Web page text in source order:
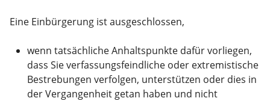
Eine Einbürgerung ist ausgeschlossen,
wenn tatsächliche Anhaltspunkte dafür vorliegen,
dass Sie verfassungsfeindliche oder extremistische
Bestrebungen verfolgen, unterstützen oder dies in
der Vergangenheit getan haben und nicht